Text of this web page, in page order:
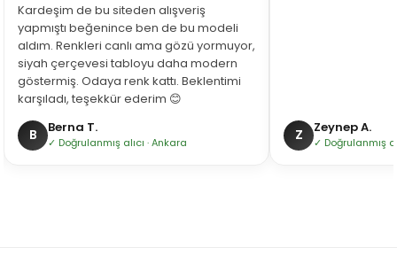
Kardeşim de bu siteden alışveriş
yapmıştı beğenince ben de bu modeli
aldım. Renkleri canlı ama gözü yormuyor,
siyah çerçevesi tabloyu daha modern
göstermiş. Odaya renk kattı. Beklentimi
karşıladı, teşekkür ederim 😊
B Berna T.
✓ Doğrulanmış alıcı · Ankara Z Zeynep A.
✓ Doğrulanmış